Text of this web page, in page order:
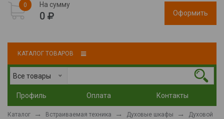
0 На сумму
0 Оформить
КАТАЛОГ ТОВАРОВ
Все товары
Профиль Оплата Контакты
Каталог Встраиваемая техника Духовые шкафы
Духовой